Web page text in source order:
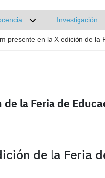
submenú de Actualidad
Desplegar submenú
Investigación
presente en la X edición de
la Feria de
de la Feria